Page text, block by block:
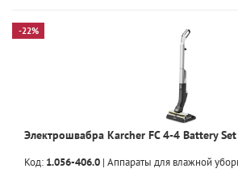
-22%
Электрошвабра Karcher FC 4-4 Battery
Код: 1.056-406.0 | Аппараты для влажной